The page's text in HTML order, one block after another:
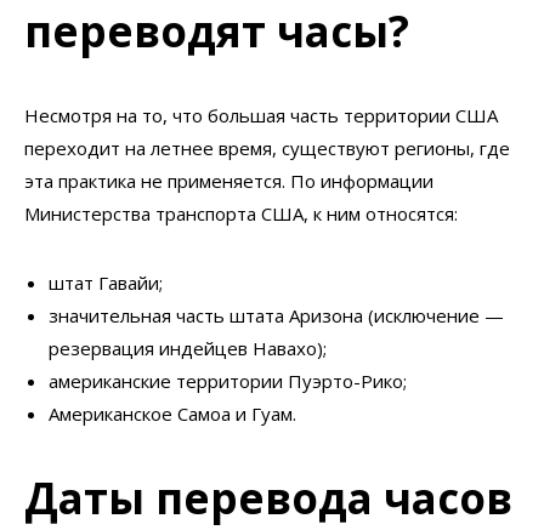
переводят часы?
Несмотря на то, что большая часть территории США
переходит на летнее время, существуют регионы, где
эта практика не применяется. По информации
Министерства транспорта США, к ним относятся:
штат Гавайи;
значительная часть штата Аризона (исключение —
резервация индейцев Навахо);
американские территории Пуэрто-Рико;
Американское Самоа и Гуам.
Даты перевода часов